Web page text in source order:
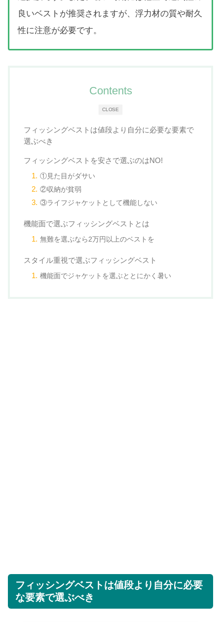
良いベストが推奨されますが、浮力材の質や耐久
性に注意が必要です。
CLOSE
Contents
フィッシングベストは値段より自分に必要な要素で
選ぶべき
フィッシングベストを安さで選ぶのはNO!
①見た目がダサい
②収納が貧弱
③ライフジャケットとして機能しない
機能面で選ぶフィッシングベストとは
無難を選ぶなら2万円以上のベストを
スタイル重視で選ぶフィッシングベスト
機能面でジャケットを選ぶととにかく暑い
フィッシングベストは値段より自分に必要
な要素で選ぶべき